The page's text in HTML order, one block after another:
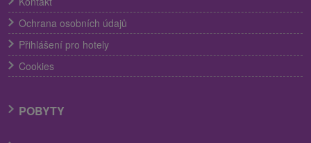
Ochrana osobních údajů
Přihlášení pro hotely
Cookies
POBYTY